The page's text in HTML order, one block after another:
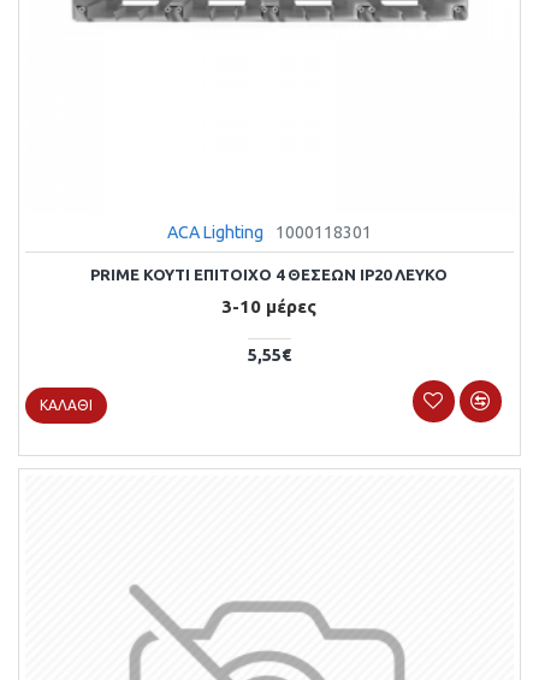
ACA Lighting 1000118301
PRIME KOYTI ΕΠΙΤΟΙΧΟ 4 ΘΕΣΕΩΝ IP20 ΛΕΥΚΟ
3-10 μέρες
5,55€
ΚΑΛΆΘΙ